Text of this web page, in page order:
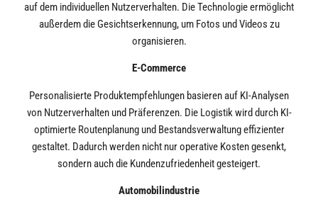
auf dem individuellen Nutzerverhalten. Die Technologie ermöglicht
außerdem die Gesichtserkennung, um Fotos und Videos zu
organisieren.
E-Commerce
Personalisierte Produktempfehlungen basieren auf KI-Analysen
von Nutzerverhalten und Präferenzen. Die Logistik wird durch KI-
optimierte Routenplanung und Bestandsverwaltung effizienter
gestaltet. Dadurch werden nicht nur operative Kosten gesenkt,
sondern auch die Kundenzufriedenheit gesteigert.
Automobilindustrie